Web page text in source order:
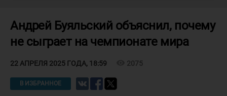
Андрей Буяльский объяснил, почему
не сыграет на чемпионате мира
22 АПРЕЛЯ 2025 ГОДА, 18:59 2075
В ИЗБРАННОЕ